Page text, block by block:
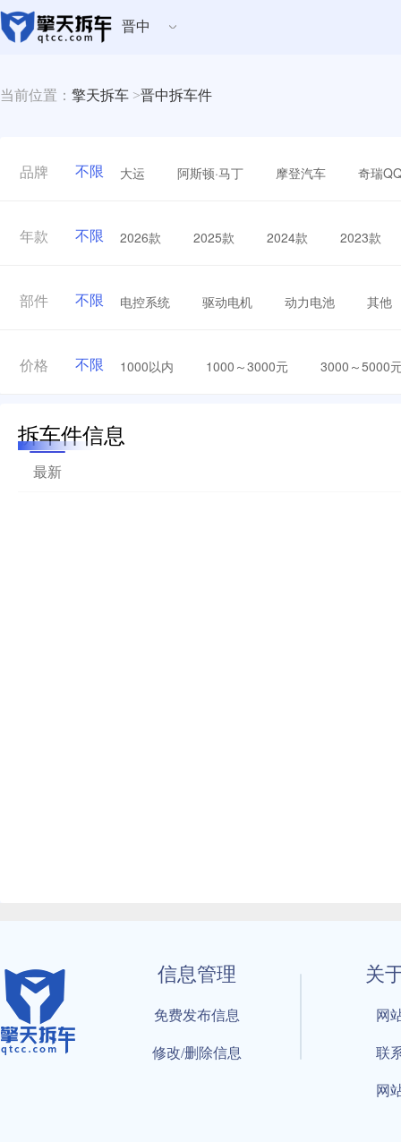
晋中
当前位置： 擎天拆车 >晋中拆车件
品牌 不限 大运 阿斯顿·马丁 摩登汽车 奇瑞
年款 不限 2026款 2025款 2024款 2023款
部件 不限 电控系统 驱动电机 动力电池 其他
价格 不限 1000以内 1000～3000元 3000～5000
拆车件信息
最新
信息管理
免费发布信息
修改/删除信息
关
网
联
网